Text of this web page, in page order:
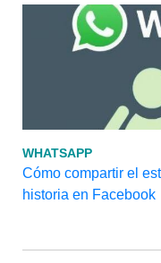
WHATSAPP
Cómo compartir el
historia en Facebook